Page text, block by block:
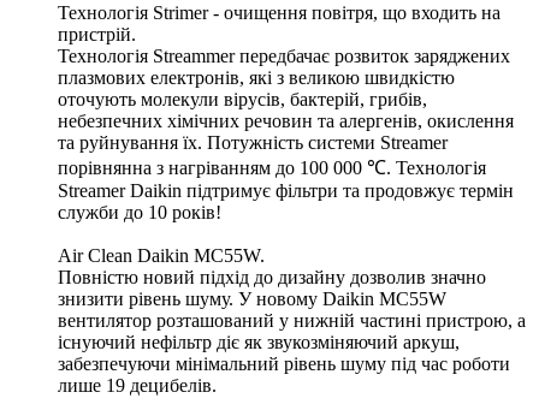
Технологія Strimer - очищення повітря, що входить на
пристрій.
Технологія Streammer передбачає розвиток заряджених
плазмових електронів, які з великою швидкістю
оточують молекули вірусів, бактерій, грибів,
небезпечних хімічних речовин та алергенів, окислення
та руйнування їх. Потужність системи Streamer
порівнянна з нагріванням до 100 000 ℃. Технологія
Streamer Daikin підтримує фільтри та продовжує термін
служби до 10 років!
Air Clean Daikin MC55W.
Повністю новий підхід до дизайну дозволив значно
знизити рівень шуму. У новому Daikin MC55W
вентилятор розташований у нижній частині пристрою, а
існуючий нефільтр діє як звукозміняючий аркуш,
забезпечуючи мінімальний рівень шуму під час роботи
лише 19 децибелів.